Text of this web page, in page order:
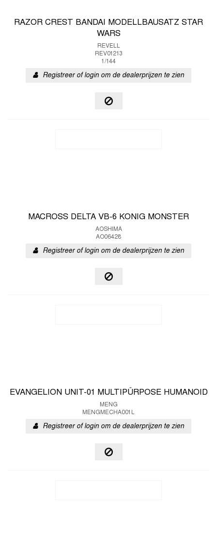
RAZOR CREST BANDAI MODELLBAUSATZ STAR
WARS
REVELL
REV01213
1/144
Registreer of login om de dealerprijzen te zien
MACROSS DELTA VB-6 KONIG MONSTER
AOSHIMA
AO06428
Registreer of login om de dealerprijzen te zien
EVANGELION UNIT-01 MULTIPÜRPOSE HUMANOID
MENG
MENGMECHA001L
Registreer of login om de dealerprijzen te zien